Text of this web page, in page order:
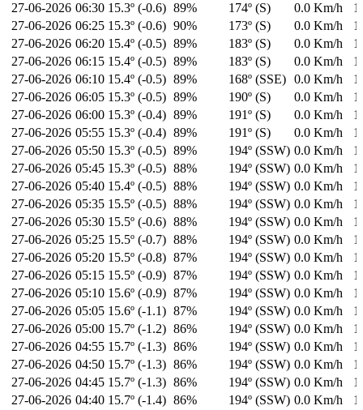
27-06-2026 06:30 15.3º (-0.6) 89% 174º (S) 0.0 Km/h
27-06-2026 06:25 15.3º (-0.6) 90% 173º (S) 0.0 Km/h
27-06-2026 06:20 15.4º (-0.5) 89% 183º (S) 0.0 Km/h
27-06-2026 06:15 15.4º (-0.5) 89% 183º (S) 0.0 Km/h
27-06-2026 06:10 15.4º (-0.5) 89% 168º (SSE) 0.0 Km/h
27-06-2026 06:05 15.3º (-0.5) 89% 190º (S) 0.0 Km/h
27-06-2026 06:00 15.3º (-0.4) 89% 191º (S) 0.0 Km/h
27-06-2026 05:55 15.3º (-0.4) 89% 191º (S) 0.0 Km/h
27-06-2026 05:50 15.3º (-0.5) 89% 194º (SSW) 0.0 Km/h
27-06-2026 05:45 15.3º (-0.5) 88% 194º (SSW) 0.0 Km/h
27-06-2026 05:40 15.4º (-0.5) 88% 194º (SSW) 0.0 Km/h
27-06-2026 05:35 15.5º (-0.5) 88% 194º (SSW) 0.0 Km/h
27-06-2026 05:30 15.5º (-0.6) 88% 194º (SSW) 0.0 Km/h
27-06-2026 05:25 15.5º (-0.7) 88% 194º (SSW) 0.0 Km/h
27-06-2026 05:20 15.5º (-0.8) 87% 194º (SSW) 0.0 Km/h
27-06-2026 05:15 15.5º (-0.9) 87% 194º (SSW) 0.0 Km/h
27-06-2026 05:10 15.6º (-0.9) 87% 194º (SSW) 0.0 Km/h
27-06-2026 05:05 15.6º (-1.1) 87% 194º (SSW) 0.0 Km/h
27-06-2026 05:00 15.7º (-1.2) 86% 194º (SSW) 0.0 Km/h
27-06-2026 04:55 15.7º (-1.3) 86% 194º (SSW) 0.0 Km/h
27-06-2026 04:50 15.7º (-1.3) 86% 194º (SSW) 0.0 Km/h
27-06-2026 04:45 15.7º (-1.3) 86% 194º (SSW) 0.0 Km/h
27-06-2026 04:40 15.7º (-1.4) 86% 194º (SSW) 0.0 Km/h